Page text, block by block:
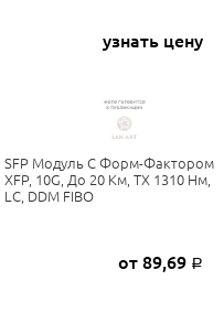
узнать цену
SFP Модуль С Форм-Фактором
XFP, 10G, До 20 Км, TX 1310 Нм,
LC, DDM FIBO
от 89,69 Р